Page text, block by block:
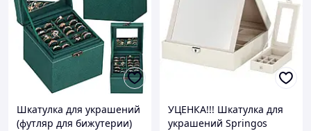
Шкатулка для украшений
(футляр для бижутерии)
УЦЕНКА!!! Шкатулка для
украшений Springos